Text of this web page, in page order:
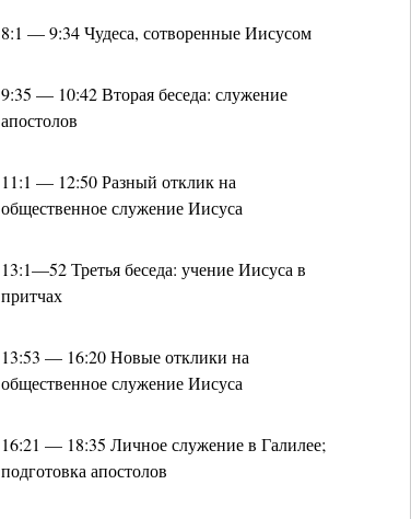
8:1 — 9:34 Чудеса, сотворенные Иисусом
9:35 — 10:42 Вторая беседа: служение
апостолов
11:1 — 12:50 Разный отклик на
общественное служение Иисуса
13:1—52 Третья беседа: учение Иисуса в
притчах
13:53 — 16:20 Новые отклики на
общественное служение Иисуса
16:21 — 18:35 Личное служение в Галилее;
подготовка апостолов